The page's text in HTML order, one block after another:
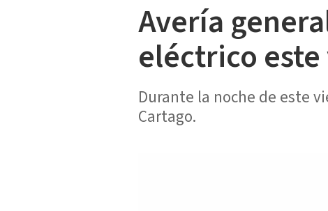
Avería
eléctrico
Durante la noche de este
Cartago.